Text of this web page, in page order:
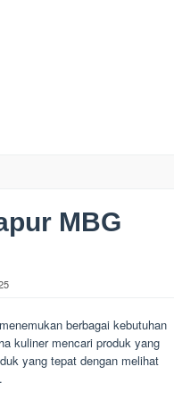
MBG
berbagai kebutuhan
kuliner mencari produk yang
yang tepat dengan melihat